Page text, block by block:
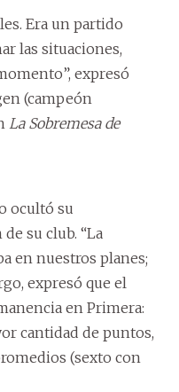
Era un partido
las situaciones,
expresó
(campeón
La Sobremesa de
ocultó su
su club. “La
en nuestros planes;
expresó que el
en Primera:
cantidad de puntos,
(sexto con